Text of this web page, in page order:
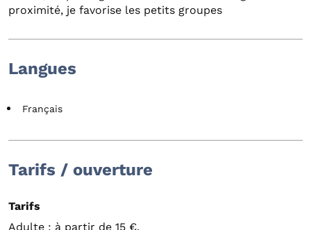
proximité, je favorise les petits groupes
Langues
Français
Tarifs / ouverture
Tarifs
Adulte : à partir de 15 €.